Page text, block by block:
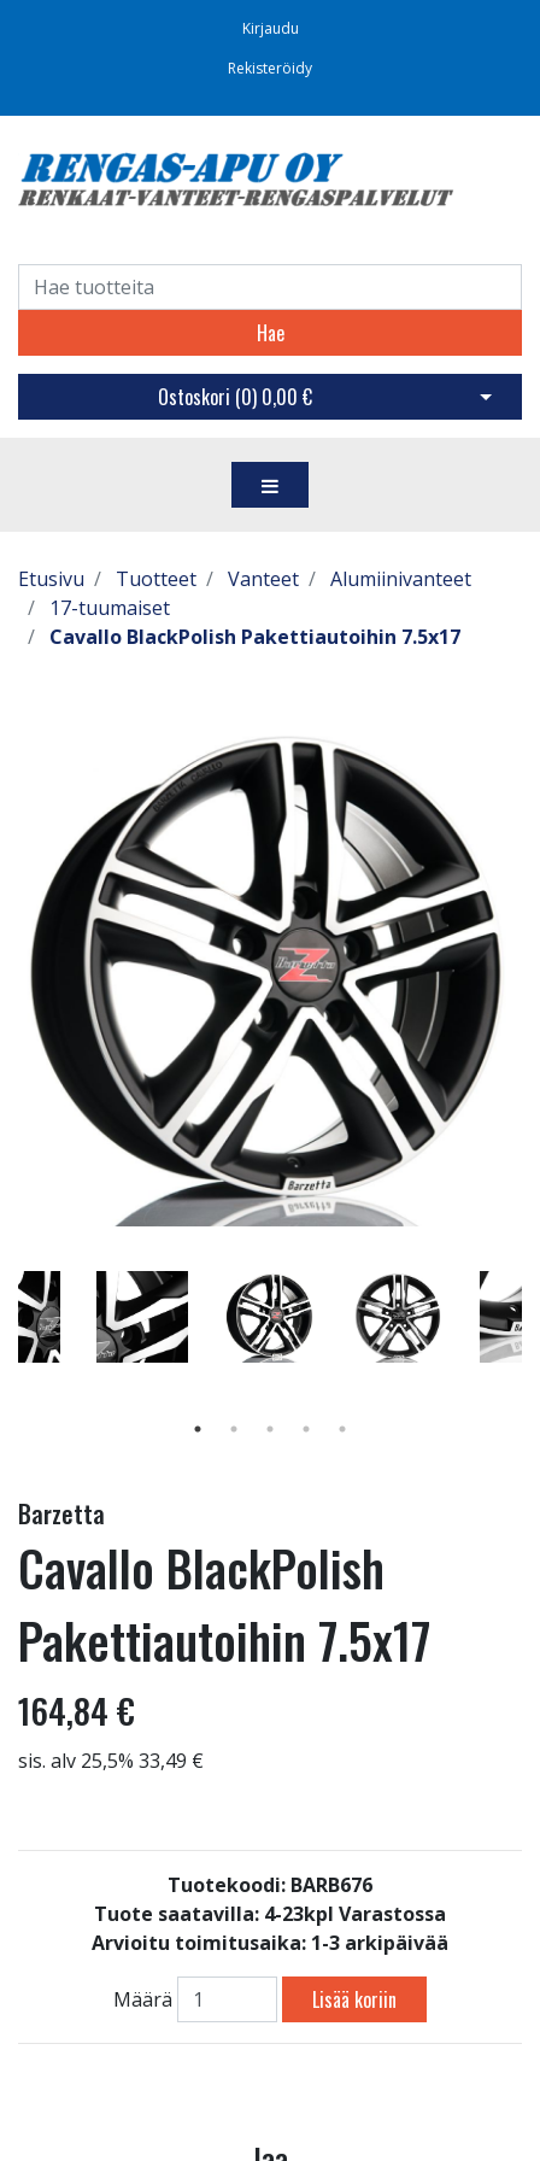
Kirjaudu
Rekisteröidy
Hae
Ostoskori (0) 0,00 € Avaa
Etusivu Tuotteet Vanteet
Alumiinivanteet
17-tuumaiset
Cavallo BlackPolish Pakettiautoihin 7.5x17
Barzetta
Cavallo BlackPolish
Pakettiautoihin 7.5x17
164,84 €
sis. alv 25,5% 33,49 €
Tuotekoodi: BARB676
Tuote saatavilla: 4-23kpl Varastossa
Arvioitu toimitusaika: 1-3 arkipäivää
Määrä Lisää koriin